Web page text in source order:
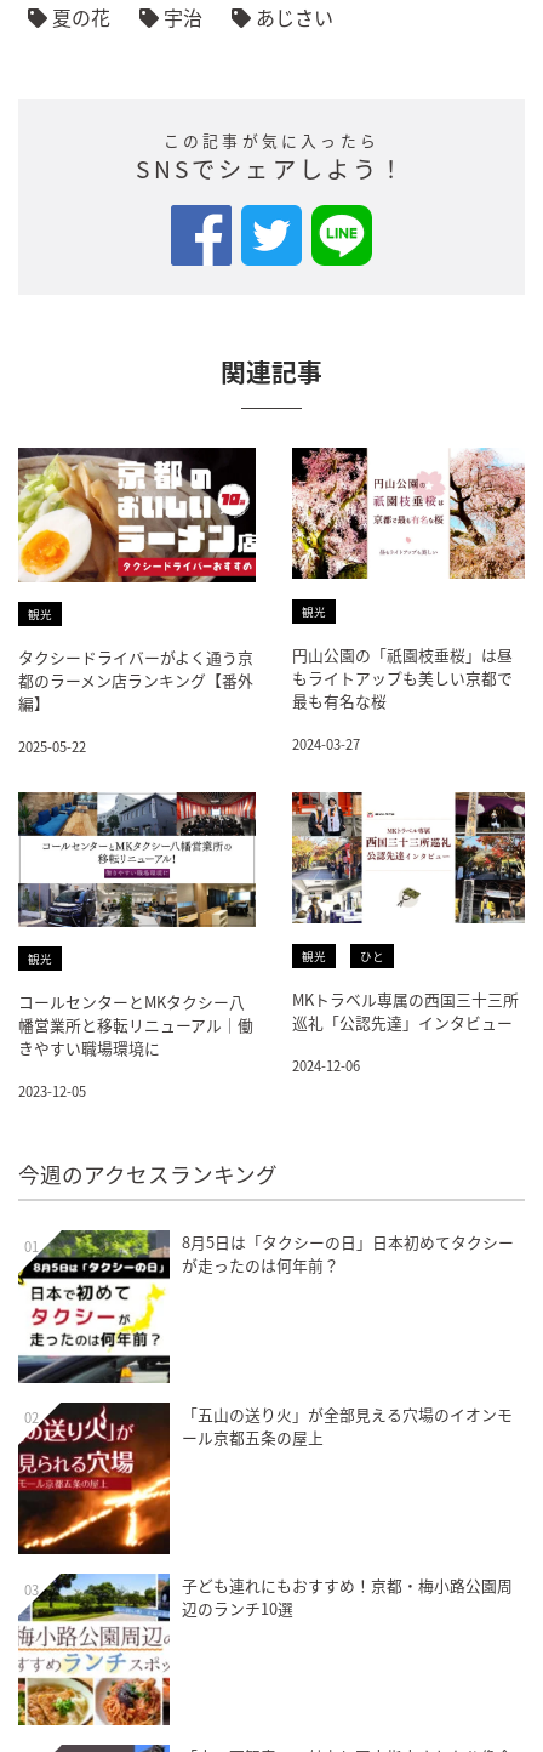
夏の花 宇治 あじさい
この記事が気に入ったら
SNSでシェアしよう！
関連記事
観光
タクシードライバーがよく通う京
都のラーメン店ランキング【番外
編】
2025-05-22
観光
円山公園の「祇園枝垂桜」は昼
もライトアップも美しい京都で
最も有名な桜
2024-03-27
観光
コールセンターとMKタクシー八
幡営業所と移転リニューアル｜働
きやすい職場環境に
2023-12-05
観光 ひと
MKトラベル専属の西国三十三所
巡礼「公認先達」インタビュー
2024-12-06
今週のアクセスランキング
01
8月5日は「タクシーの日」日本初めてタクシー
が走ったのは何年前？
02
「五山の送り火」が全部見える穴場のイオンモ
ール京都五条の屋上
03
子ども連れにもおすすめ！京都・梅小路公園周
辺のランチ10選